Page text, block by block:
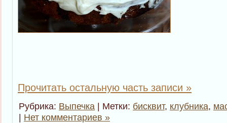
Прочитать остальную часть записи »
Рубрика: Выпечка | Метки: бисквит, клубника,
| Нет комментариев »